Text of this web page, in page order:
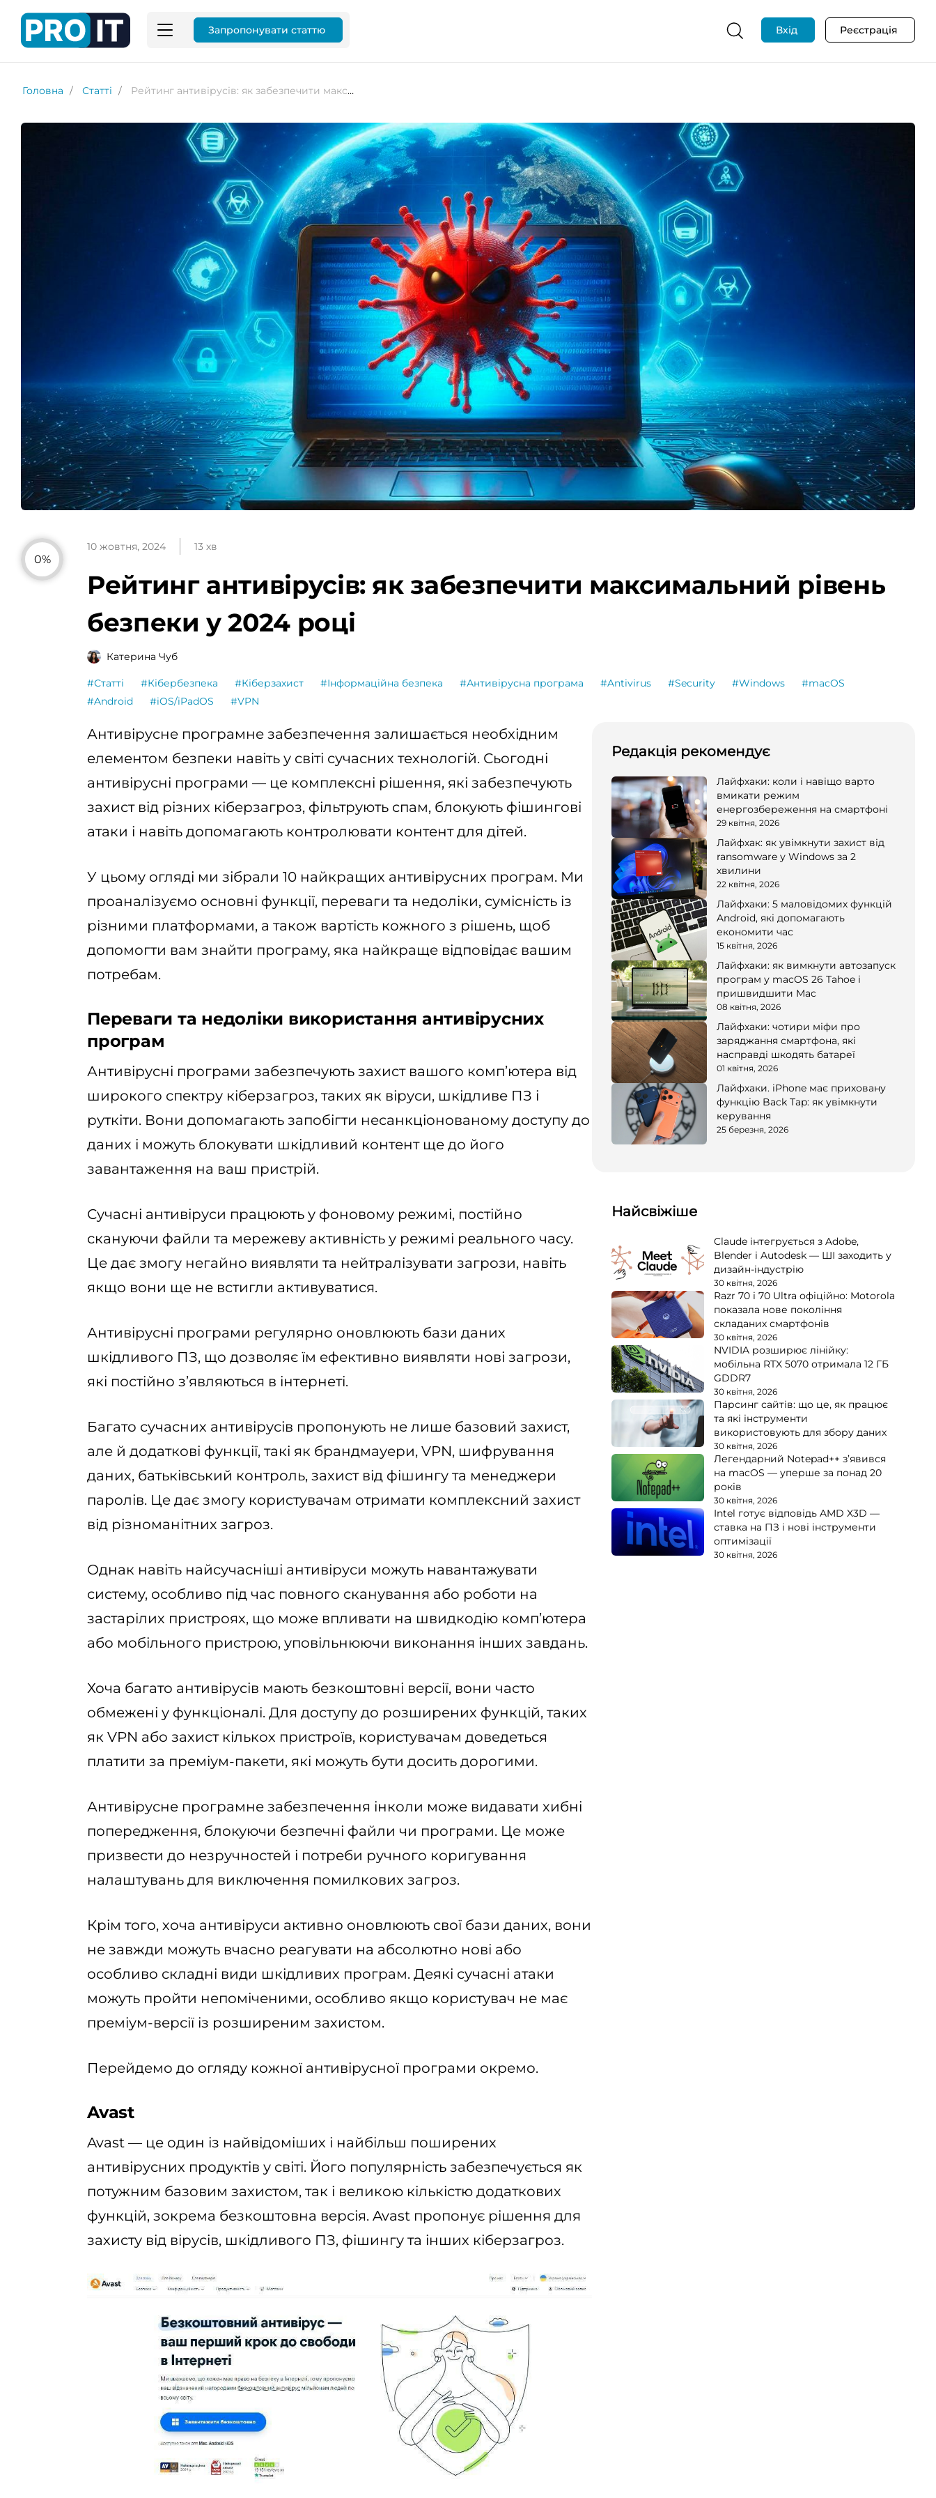
Запропонувати статтю Вхід Реєстрація
Головна Статті Рейтинг антивірусів: як забезпечити максимальний рівень безпеки у 2024 році
0%
10 жовтня, 2024 13 хв
Рейтинг антивірусів: як забезпечити максимальний рівень
безпеки у 2024 році
Катерина Чуб
#Статті #Кібербезпека #Кіберзахист #Інформаційна безпека #Антивірусна програма #Antivirus #Security #Windows
#macOS
#Android
#iOS/iPadOS #VPN
Антивірусне програмне забезпечення залишається необхідним
елементом безпеки навіть у світі сучасних технологій. Сьогодні
антивірусні програми — це комплексні рішення, які забезпечують
захист від різних кіберзагроз, фільтрують спам, блокують фішингові
атаки і навіть допомагають контролювати контент для дітей.
У цьому огляді ми зібрали 10 найкращих антивірусних програм. Ми
проаналізуємо основні функції, переваги та недоліки, сумісність із
різними платформами, а також вартість кожного з рішень, щоб
допомогти вам знайти програму, яка найкраще відповідає вашим
потребам.
Переваги та недоліки використання антивірусних
програм
Антивірусні програми забезпечують захист вашого комп’ютера від
широкого спектру кіберзагроз, таких як віруси, шкідливе ПЗ і
руткіти. Вони допомагають запобігти несанкціонованому доступу до
даних і можуть блокувати шкідливий контент ще до його
завантаження на ваш пристрій.
Сучасні антивіруси працюють у фоновому режимі, постійно
скануючи файли та мережеву активність у режимі реального часу.
Це дає змогу негайно виявляти та нейтралізувати загрози, навіть
якщо вони ще не встигли активуватися.
Антивірусні програми регулярно оновлюють бази даних
шкідливого ПЗ, що дозволяє їм ефективно виявляти нові загрози,
які постійно з’являються в інтернеті.
Багато сучасних антивірусів пропонують не лише базовий захист,
але й додаткові функції, такі як брандмауери, VPN, шифрування
даних, батьківський контроль, захист від фішингу та менеджери
паролів. Це дає змогу користувачам отримати комплексний захист
від різноманітних загроз.
Однак навіть найсучасніші антивіруси можуть навантажувати
систему, особливо під час повного сканування або роботи на
застарілих пристроях, що може впливати на швидкодію комп’ютера
або мобільного пристрою, уповільнюючи виконання інших завдань.
Хоча багато антивірусів мають безкоштовні версії, вони часто
обмежені у функціоналі. Для доступу до розширених функцій, таких
як VPN або захист кількох пристроїв, користувачам доведеться
платити за преміум-пакети, які можуть бути досить дорогими.
Антивірусне програмне забезпечення інколи може видавати хибні
попередження, блокуючи безпечні файли чи програми. Це може
призвести до незручностей і потреби ручного коригування
налаштувань для виключення помилкових загроз.
Крім того, хоча антивіруси активно оновлюють свої бази даних, вони
не завжди можуть вчасно реагувати на абсолютно нові або
особливо складні види шкідливих програм. Деякі сучасні атаки
можуть пройти непоміченими, особливо якщо користувач не має
преміум-версії із розширеним захистом.
Перейдемо до огляду кожної антивірусної програми окремо.
Avast
Avast — це один із найвідоміших і найбільш поширених
антивірусних продуктів у світі. Його популярність забезпечується як
потужним базовим захистом, так і великою кількістю додаткових
функцій, зокрема безкоштовна версія. Avast пропонує рішення для
захисту від вірусів, шкідливого ПЗ, фішингу та інших кіберзагроз.
Редакція рекомендує
Лайфхаки: коли і навіщо варто
вмикати режим
енергозбереження на смартфоні
29 квітня, 2026
Лайфхак: як увімкнути захист від
ransomware у Windows за 2
хвилини
22 квітня, 2026
Лайфхаки: 5 маловідомих функцій
Android, які допомагають
економити час
15 квітня, 2026
Лайфхаки: як вимкнути автозапуск
програм у macOS 26 Tahoe і
пришвидшити Mac
08 квітня, 2026
Лайфхаки: чотири міфи про
заряджання смартфона, які
насправді шкодять батареї
01 квітня, 2026
Лайфхаки. iPhone має приховану
функцію Back Tap: як увімкнути
керування
25 березня, 2026
Найсвіжіше
Claude інтегрується з Adobe,
Blender і Autodesk — ШІ заходить у
дизайн-індустрію
30 квітня, 2026
Razr 70 і 70 Ultra офіційно: Motorola
показала нове покоління
складаних смартфонів
30 квітня, 2026
NVIDIA розширює лінійку:
мобільна RTX 5070 отримала 12 ГБ
GDDR7
30 квітня, 2026
Парсинг сайтів: що це, як працює
та які інструменти
використовують для збору даних
30 квітня, 2026
Легендарний Notepad++ з’явився
на macOS — уперше за понад 20
років
30 квітня, 2026
Intel готує відповідь AMD X3D —
ставка на ПЗ і нові інструменти
оптимізації
30 квітня, 2026